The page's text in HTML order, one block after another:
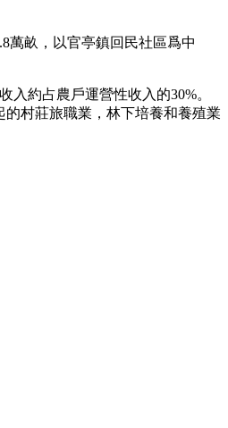
萬畝，以官亭鎮回民社區爲中
約占農戶運營性收入的30%。
村莊旅職業，林下培養和養殖業